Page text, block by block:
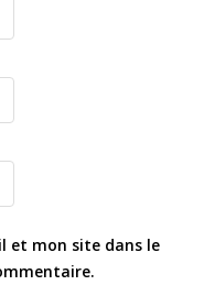
et mon site dans le